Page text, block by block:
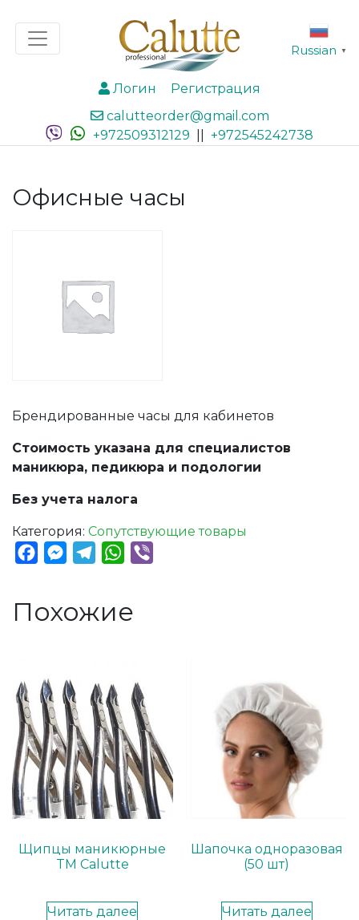
Логин
Регистрация
calutteorder@gmail.com
+972509312129
+972545242738
Russian ▼
Офисные часы
Брендированные часы для кабинетов
Стоимость указана для специалистов
маникюра, педикюра и подологии
Без учета налога
Категория: Сопутствующие товары
FacebookMessenger
TelegramWhatsApp
Похожие
Щипцы маникюрные
TM Calutte
Читать далее
Шапочка одноразовая
(50 шт)
Читать далее